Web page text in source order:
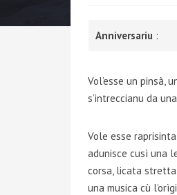
Anniversariu :
Vol’esse un pinsà,
s’intreccianu da
Vole esse
adunisce cusì una
corsa, licata stretta
una musica cù